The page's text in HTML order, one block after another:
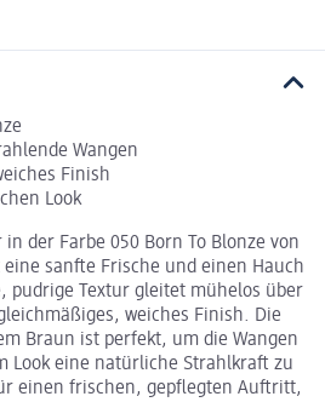
Wangen
Finish
Look
der Farbe 050 Born To Blonze von
eine sanfte Frische und einen Hauch
pudrige Textur gleitet mühelos über
weiches Finish. Die
Braun ist perfekt, um die Wangen
Look eine natürliche Strahlkraft zu
einen frischen, gepflegten Auftritt,